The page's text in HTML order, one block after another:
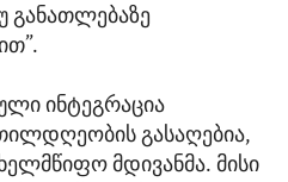
განათლებაზე
ინტეგრაცია
გასაღებია,
მდივანმა. მისი